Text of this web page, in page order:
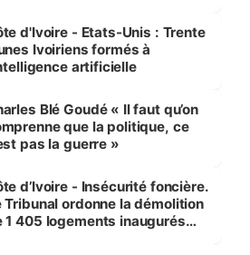
d'Ivoire - Etats-Unis : Trente
Ivoiriens formés à
artificielle
Blé Goudé « Il faut qu’on
que la politique, ce
pas la guerre »
d’Ivoire - Insécurité foncière.
Tribunal ordonne la démolition
1 405 logements inaugurés